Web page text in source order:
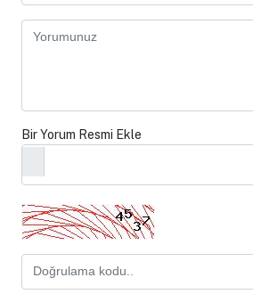
Bir Yorum Resmi Ekle